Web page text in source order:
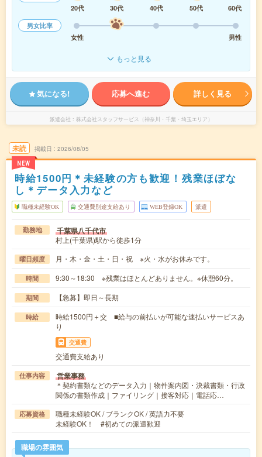
20代
30代 40代 50代
60代
男女比率
女性
男性
もっと見る
気になる! 応募へ進む 詳しく見る
派遣会社 株式会社スタッフサービス（神奈川・千葉・埼玉エリア）
未読
NEW
掲載日 2026/08/05
時給1500円＊未経験の方も歓迎！残業ほぼな
し＊データ入力など
職種未経験OK 交通費別途支給あり WEB登録OK 派遣
勤務地 千葉県八千代市
村上(千葉県)駅から徒歩1分
曜日頻度 月・木・金・土・日・祝 ※火・水がお休みです。
時間 9:30～18:30 ※残業はほとんどありません。※休憩60分。
期間 【急募】即日～長期
時給
時給1500円＋交 ■給与の前払いが可能な速払いサービスあ
り
交通費
交通費支給あり
仕事内容 営業事務
＊契約書類などのデータ入力｜物件案内図・決裁書類・行政
関係の書類作成｜ファイリング｜接客対応｜電話応…
応募資格
職種未経験OK / ブランクOK / 英語力不要
未経験OK！ #初めての派遣歓迎
職場の雰囲気